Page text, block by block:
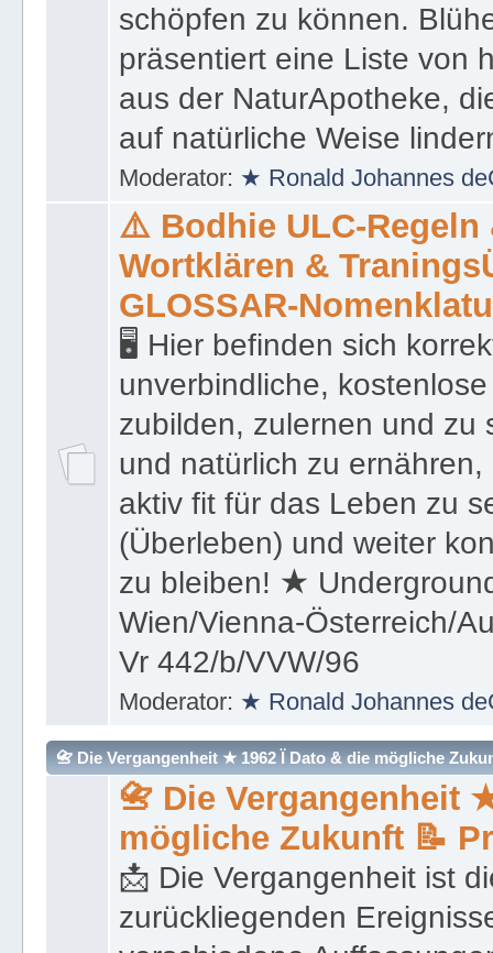
schöpfen zu können.
präsentiert eine Liste von
aus der NaturApotheke,
auf natürliche Weise
Moderator: ★ Ronald Johannes
⚠️ Bodhie ULC-Regeln
Wortklären &
GLOSSAR-
🖥 Hier befinden sich
unverbindliche,
zubilden, zulernen und zu
und natürlich zu
aktiv fit für das Leben zu
(Überleben) und weiter
zu bleiben! ★
Wien/Vienna-Österreich/
Vr 442/b/VVW/96
Moderator: ★ Ronald Johannes
📇 Die Vergangenheit ★ 1962 Ï Dato & die mögliche
📇 Die Vergangenheit
mögliche Zukunft 📝
📩 Die Vergangenheit ist
zurückliegenden